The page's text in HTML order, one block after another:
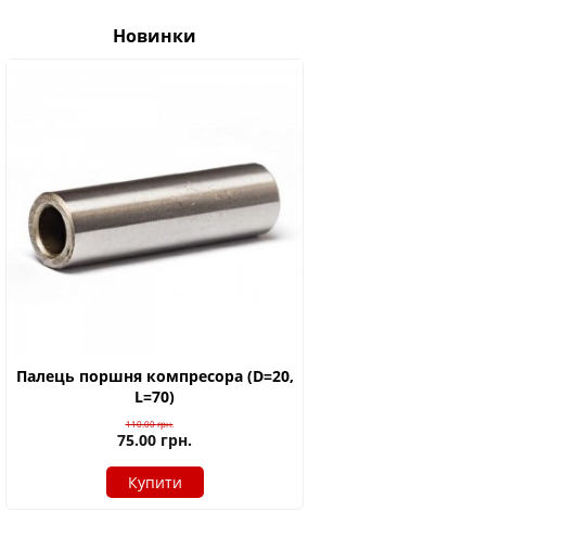
Новинки
Палець поршня компресора (D=20,
L=70)
110.00грн.
75.00 грн.
Купити